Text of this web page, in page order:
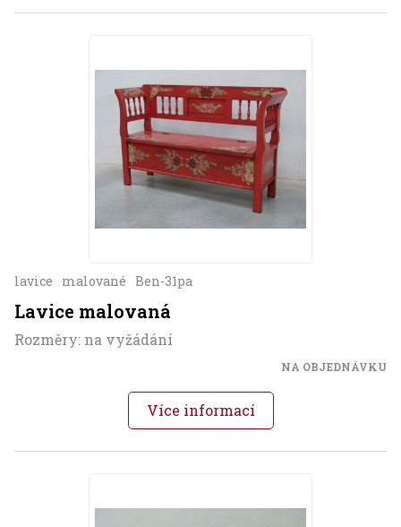
lavice malované Ben-31pa
Lavice malovaná
Rozměry: na vyžádání
NA OBJEDNÁVKU
Více informací